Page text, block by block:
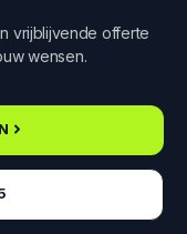
vrijblijvende offerte
wensen.